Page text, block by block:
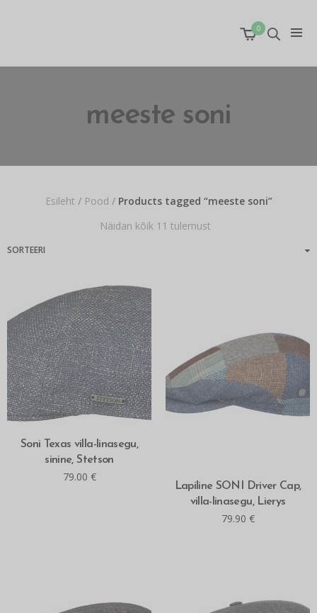
0
meeste soni
Esileht / Pood /Products tagged “meeste soni”
Näidan kõik 11 tulemust
MITMEID VALIKUID
Soni Texas villa-linasegu,
sinine, Stetson
79.00 € MITMEID VALIKUID
Lapiline SONI Driver Cap,
villa-linasegu, Lierys
79.90 €